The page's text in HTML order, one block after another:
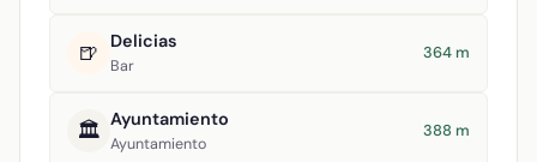
🍺 Delicias
Bar
364 m
🏛️ Ayuntamiento
Ayuntamiento
388 m